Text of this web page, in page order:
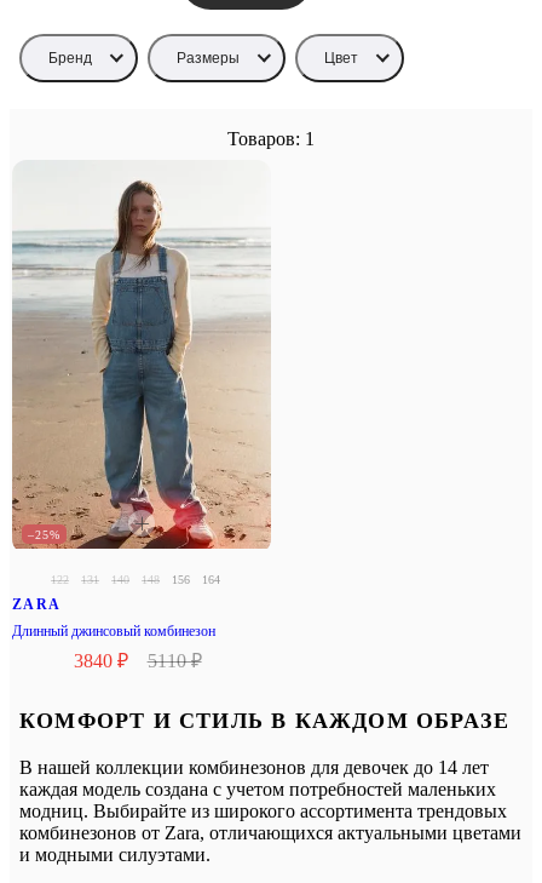
Бренд Размеры Цвет
Товаров: 1
–25%
122 131 140 148 156 164
ZARA
Длинный джинсовый комбинезон
3840 ₽ 5110 ₽
КОМФОРТ И СТИЛЬ В КАЖДОМ ОБРАЗЕ
В нашей коллекции комбинезонов для девочек до 14 лет
каждая модель создана с учетом потребностей маленьких
модниц. Выбирайте из широкого ассортимента трендовых
комбинезонов от Zara, отличающихся актуальными цветами
и модными силуэтами.